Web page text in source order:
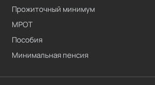
Прожиточный минимум
МРОТ
Пособия
Минимальная пенсия